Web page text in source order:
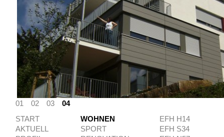
01 02 03
04
START
AKTUELL
EFH H14
EFH S34
WOHNEN
SPORT